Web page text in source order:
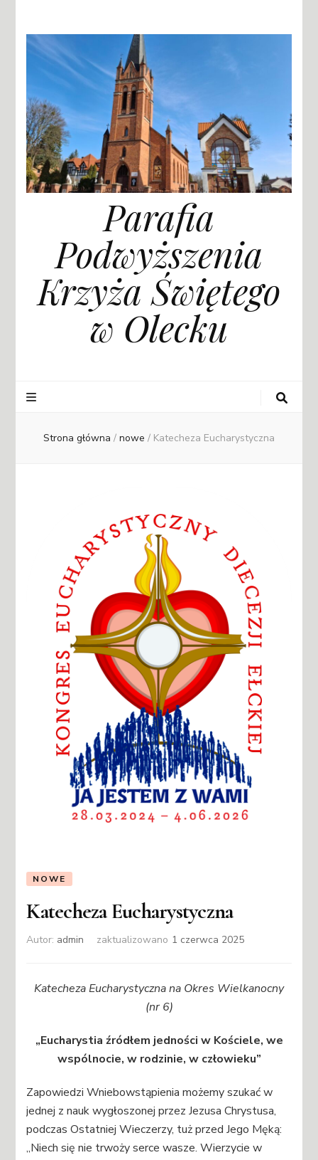
Parafia
Podwyższenia
Krzyża Świętego
w Olecku
Strona główna / nowe / Katecheza Eucharystyczna
NOWE
Katecheza Eucharystyczna
Autor: admin zaktualizowano 1 czerwca 2025
Katecheza Eucharystyczna na Okres Wielkanocny
(nr 6)
„Eucharystia źródłem jedności w Kościele, we
wspólnocie, w rodzinie, w człowieku”
Zapowiedzi Wniebowstąpienia możemy szukać w
jednej z nauk wygłoszonej przez Jezusa Chrystusa,
podczas Ostatniej Wieczerzy, tuż przed Jego Męką:
„Niech się nie trwoży serce wasze. Wierzycie w